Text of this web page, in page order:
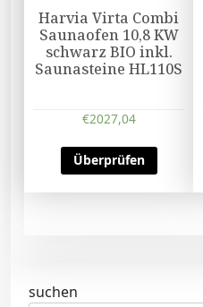
Harvia Virta Combi
Saunaofen 10,8 KW
schwarz BIO inkl.
Saunasteine HL110S
€2027,04
Überprüfen
suchen